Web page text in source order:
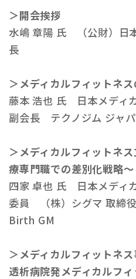
＞開会挨拶
水嶋 章陽 氏 （公財）日
長
＞メディカルフィットネ
藤本 浩也 氏 日本メディ
副会長 テクノジム ジャ
＞メディカルフィットネ
療専門職での差別化戦略～
四家 卓也 氏 日本メディ
委員 （株）シグマ 取
Birth GM
＞メディカルフィットネ
透析病院発メディカルフ